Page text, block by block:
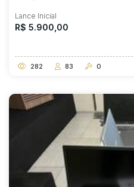
Lance Inicial
R$ 5.900,00
282 83 0